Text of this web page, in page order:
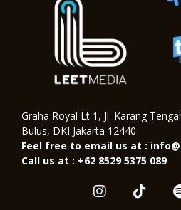
Graha Royal Lt 1, Jl. Karang
Bulus, DKI Jakarta 12440
Feel free to email us at :
Call us at : +62 8529 5375 089
I T
i